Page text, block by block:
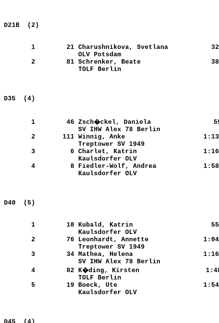
D21B
       1
       21
Charushnikova, Svetlana
OLV Potsdam
       2
       81
Schrenker, Beate
TOLF Berlin
D35
       1
       46
Zsch�ckel, Daniela
SV IHW Alex 78 Berlin
       2
      111
Winnig, Anke
Treptower SV 1949
       3
        6
Charlet, Katrin
Kaulsdorfer OLV
       4
        8
Fiedler-Wolf, Andrea
Kaulsdorfer OLV
D40
       1
       10
Kubald, Katrin
Kaulsdorfer OLV
       2
       76
Leonhardt, Annette
Treptower SV 1949
       3
       34
Mathea, Helena
SV IHW Alex 78 Berlin
       4
       82
K�ding, Kirsten
TOLF Berlin
       5
       19
Boeck, Ute
Kaulsdorfer OLV